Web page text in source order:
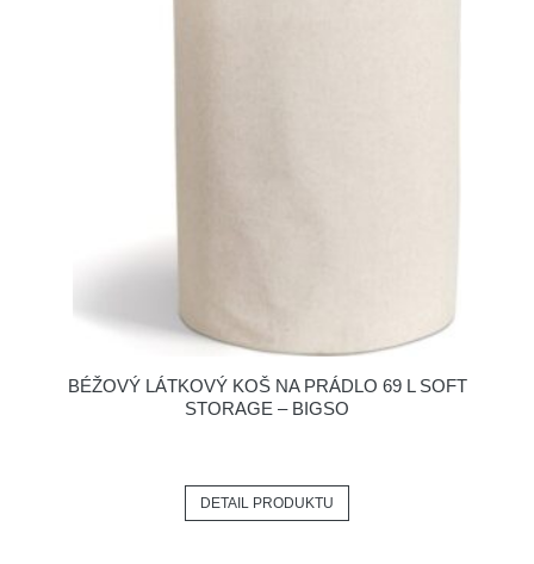
BÉŽOVÝ LÁTKOVÝ KOŠ NA PRÁDLO 69 L SOFT
STORAGE – BIGSO
DETAIL PRODUKTU